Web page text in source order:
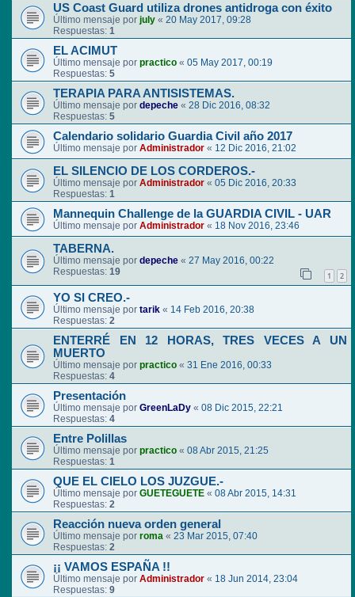
US Coast Guard utiliza drones antidroga con éxito
Último mensaje por july « 20 May 2017, 09:28
Respuestas: 1
EL ACIMUT
Último mensaje por practico « 05 May 2017, 00:19
Respuestas: 5
TERAPIA PARA ANTISISTEMAS.
Último mensaje por depeche « 28 Dic 2016, 08:32
Respuestas: 5
Calendario solidario Guardia Civil año 2017
Último mensaje por Administrador « 12 Dic 2016, 21:02
EL SILENCIO DE LOS CORDEROS.-
Último mensaje por Administrador « 05 Dic 2016, 20:33
Respuestas: 1
Mannequin Challenge de la GUARDIA CIVIL - UAR
Último mensaje por Administrador « 18 Nov 2016, 23:46
TABERNA.
Último mensaje por depeche « 27 May 2016, 00:22
Respuestas: 19 1 2
YO SI CREO.-
Último mensaje por tarik « 14 Feb 2016, 20:38
Respuestas: 2
ENTERRÉ EN 12 HORAS, TRES VECES A UN
MUERTO
Último mensaje por practico « 31 Ene 2016, 00:33
Respuestas: 4
Presentación
Último mensaje por GreenLaDy « 08 Dic 2015, 22:21
Respuestas: 4
Entre Polillas
Último mensaje por practico « 08 Abr 2015, 21:25
Respuestas: 1
QUE EL CIELO LOS JUZGUE.-
Último mensaje por GUETEGUETE « 08 Abr 2015, 14:31
Respuestas: 2
Reacción nueva orden general
Último mensaje por roma « 23 Mar 2015, 07:40
Respuestas: 2
¡¡ VAMOS ESPAÑA !!
Último mensaje por Administrador « 18 Jun 2014, 23:04
Respuestas: 9